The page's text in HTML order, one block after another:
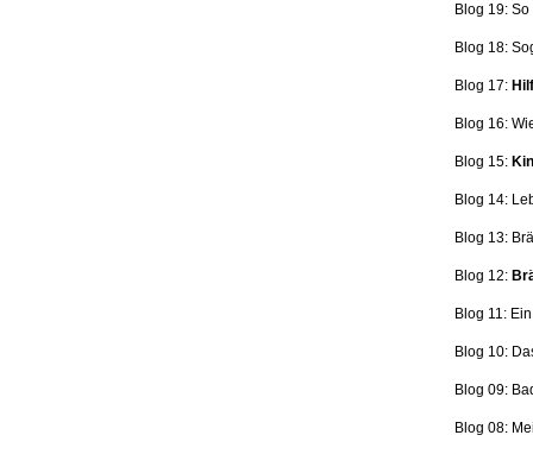
Blog 19:
Blog 18:
Blog 17:
Blog 16:
Blog 15:
Blog 14:
Blog 13:
Blog 12:
Blog 11:
Blog 10:
Blog 09:
Blog 08: